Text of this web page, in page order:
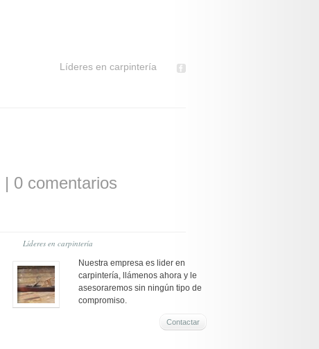
Líderes en carpintería
| 0 comentarios
Líderes en carpintería
Nuestra empresa es lider en
carpintería, llámenos ahora y le
asesoraremos sin ningún tipo de
compromiso.
Contactar